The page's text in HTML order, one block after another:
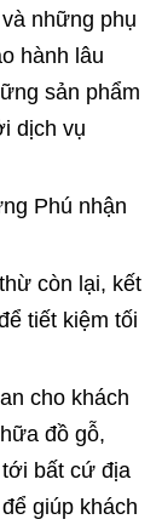
những phụ
hành lâu
sản phẩm
dịch vụ
Phú nhận
còn lại, kết
tiết kiệm tối
cho khách
đồ gỗ,
bất cứ địa
giúp khách